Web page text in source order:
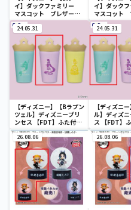
イ】ダックファミリー
マスコット ブレザーコ
スチューム
イ】ダック
マスコット
スチューム
24.05.31
【ディズニー】【Bラプン
ツェル】ディズニープリ
ンセス 【FDT】ふた付き
タンブラー
24.05.31
【ディズニ
ル】ディズ
ス 【FDT】
ブラー
26.08.06 26.08.06